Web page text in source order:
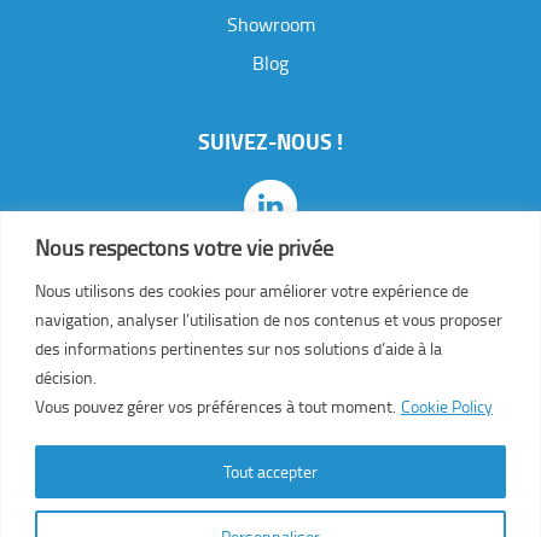
Nous respectons votre vie privée
Nous utilisons des cookies pour améliorer votre expérience de
navigation, analyser l’utilisation de nos contenus et vous proposer
des informations pertinentes sur nos solutions d’aide à la
décision.
Vous pouvez gérer vos préférences à tout moment. Cookie Policy
Tout accepter
i
Showroom
Blog
SUIVEZ-NOUS !
MENTIONS LEGALES |